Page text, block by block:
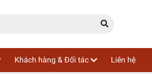
Khách hàng & Đối tác Liên hệ